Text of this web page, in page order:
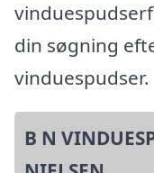
din søgning
vinduespudser.
B N